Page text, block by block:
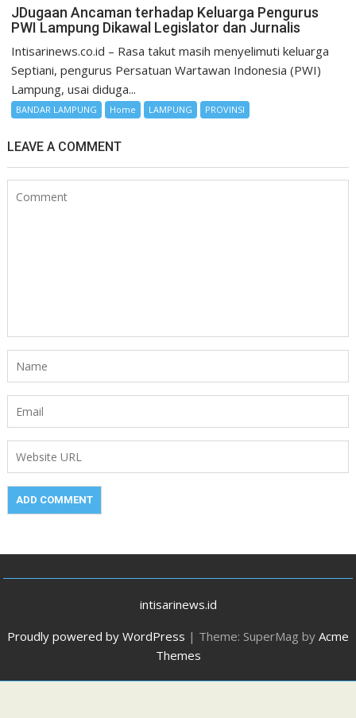
JDugaan Ancaman terhadap Keluarga Pengurus
PWI Lampung Dikawal Legislator dan Jurnalis
Intisarinews.co.id – Rasa takut masih menyelimuti keluarga
Septiani, pengurus Persatuan Wartawan Indonesia (PWI)
Lampung, usai diduga...
BANDAR LAMPUNG Home LAMPUNG PROVINSI
LEAVE A COMMENT
intisarinews.id
Proudly powered by WordPress | Theme: SuperMag by Acme
Themes